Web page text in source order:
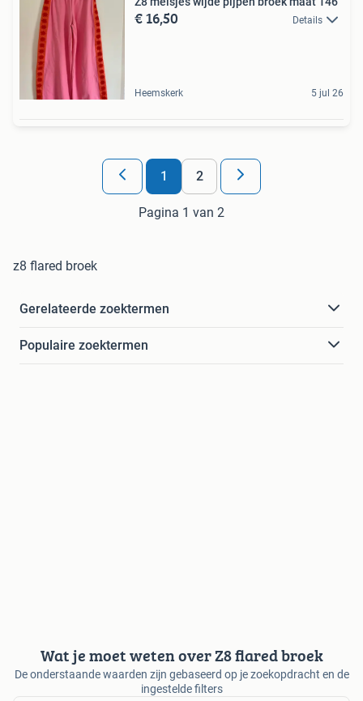
€ 16,50 Details
Heemskerk 5 jul 26
1 2
Pagina 1 van 2
z8 flared broek
Gerelateerde zoektermen
Populaire zoektermen
Wat je moet weten over Z8 flared broek
De onderstaande waarden zijn gebaseerd op je zoekopdracht en de
ingestelde filters